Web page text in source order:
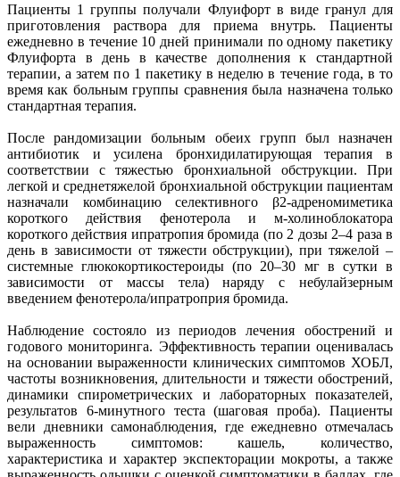
Пациенты 1 группы получали Флуифорт в виде гранул для
приготовления раствора для приема внутрь. Пациенты
ежедневно в течение 10 дней принимали по одному пакетику
Флуифорта в день в качестве дополнения к стандартной
терапии, а затем по 1 пакетику в неделю в течение года, в то
время как больным группы сравнения была назначена только
стандартная терапия.
После рандомизации больным обеих групп был назначен
антибиотик и усилена бронхидилатирующая терапия в
соответствии с тяжестью бронхиальной обструкции. При
легкой и среднетяжелой бронхиальной обструкции пациентам
назначали комбинацию селективного β2-адреномиметика
короткого действия фенотерола и м-холиноблокатора
короткого действия ипратропия бромида (по 2 дозы 2–4 раза в
день в зависимости от тяжести обструкции), при тяжелой –
системные глюкокортикостероиды (по 20–30 мг в сутки в
зависимости от массы тела) наряду с небулайзерным
введением фенотерола/ипратроприя бромида.
Наблюдение состояло из периодов лечения обострений и
годового мониторинга. Эффективность терапии оценивалась
на основании выраженности клинических симптомов ХОБЛ,
частоты возникновения, длительности и тяжести обострений,
динамики спирометрических и лабораторных показателей,
результатов 6-минутного теста (шаговая проба). Пациенты
вели дневники самонаблюдения, где ежедневно отмечалась
выраженность симптомов: кашель, количество,
характеристика и характер экспекторации мокроты, а также